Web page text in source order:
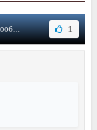
#18 1